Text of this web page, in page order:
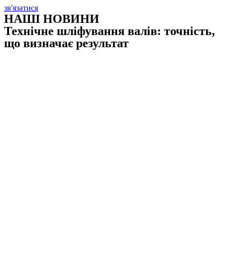
зв'язатися
НАШІ НОВИНИ
Технічне шліфування валів: точність,
що визначає результат